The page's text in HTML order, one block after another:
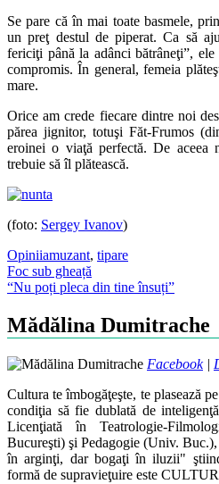
Se pare că în mai toate basmele,
un preţ destul de piperat. Ca să
fericiţi până la adânci bătrâneţi”,
compromis. În general, femeia
mare.
Orice am crede fiecare dintre noi
părea jignitor, totuşi Făt-Frumos
eroinei o viaţă perfectă. De aceea
trebuie să îl plătească.
(foto: Sergey Ivanov)
Opiniiamuzant, tipare
Post
navigation
Foc sub gheață
“Nu poți pleca din tine însuți”
Mădălina Dumitrache
Facebook|
Cultura te îmbogăţeşte, te plasează
condiţia să fie dublată de
Licenţiată în Teatrologie-
Bucureşti) şi Pedagogie (Univ.
în arginţi, dar bogaţi în iluzii"
formă de supravieţuire este